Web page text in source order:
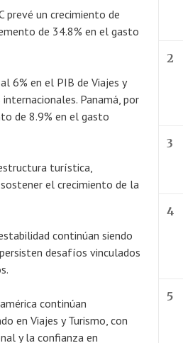
prevé un crecimiento de
de 34.8% en el gasto
6% en el PIB de Viajes y
Panamá, por
de 8.9% en el gasto
turística,
el crecimiento de la
continúan siendo
desafíos vinculados
continúan
en Viajes y Turismo, con
y la confianza en